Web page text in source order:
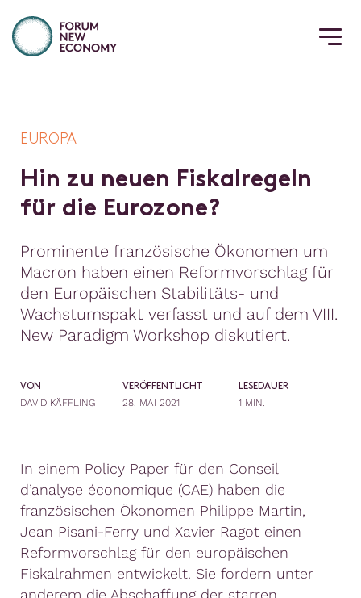
EUROPA
Hin zu neuen Fiskalregeln
für die Eurozone?
Prominente französische Ökonomen um
Macron haben einen Reformvorschlag für
den Europäischen Stabilitäts- und
Wachstumspakt verfasst und auf dem VIII.
New Paradigm Workshop diskutiert.
VON
DAVID KÄFFLING
VERÖFFENTLICHT
28. MAI 2021
LESEDAUER
1 MIN.
In einem Policy Paper für den Conseil
d’analyse économique (CAE) haben die
französischen Ökonomen Philippe Martin,
Jean Pisani-Ferry und Xavier Ragot einen
Reformvorschlag für den europäischen
Fiskalrahmen entwickelt. Sie fordern unter
anderem die Abschaffung der starren